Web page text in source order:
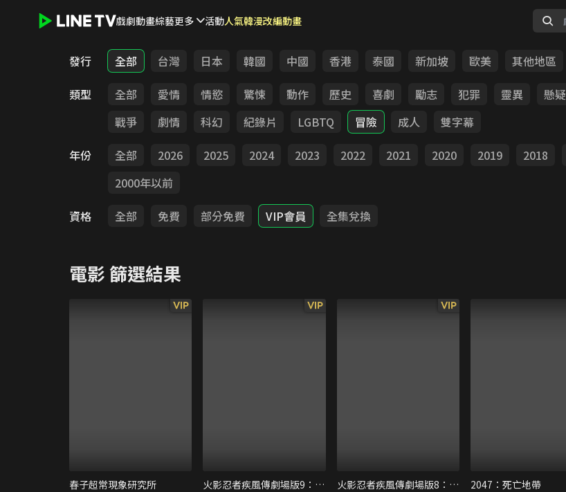
戲劇動畫綜藝更多 活動人氣韓漫改編動畫
發行 全部 台灣 日本 韓國 中國 香港 泰國 新加坡 歐美
其他地區
類型
全部 愛情 情慾 驚悚 動作 歷史 喜劇 勵志 犯罪 靈異 懸疑
戰爭
劇情 科幻 紀錄片 LGBTQ 冒險 成人
雙字幕
年份
全部 2026 2025 2024 2023 2022 2021 2020 2019 2018
2000年以前
資格
全部 免費 部分免費 VIP會員 全集兌換
電影 篩選結果
VIP
春子超常現象研究所
VIP
火影忍者疾風傳劇場版9：忍者之路
VIP
火影忍者疾風傳劇場版8：血獄 2047：死亡地帶